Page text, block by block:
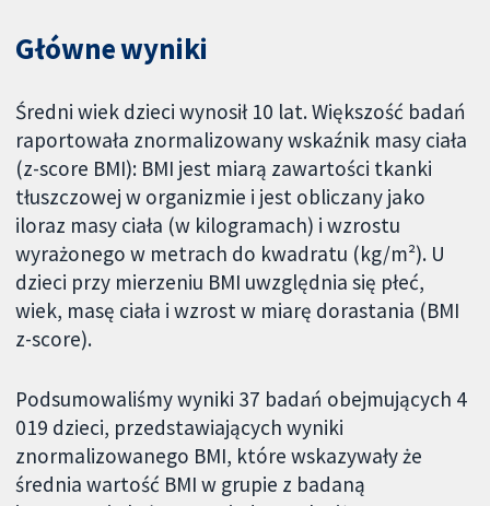
Główne wyniki
Średni wiek dzieci wynosił 10 lat. Większość badań
raportowała znormalizowany wskaźnik masy ciała
(z-score BMI): BMI jest miarą zawartości tkanki
tłuszczowej w organizmie i jest obliczany jako
iloraz masy ciała (w kilogramach) i wzrostu
wyrażonego w metrach do kwadratu (kg/m²). U
dzieci przy mierzeniu BMI uwzględnia się płeć,
wiek, masę ciała i wzrost w miarę dorastania (BMI
z-score).
Podsumowaliśmy wyniki 37 badań obejmujących 4
019 dzieci, przedstawiających wyniki
znormalizowanego BMI, które wskazywały że
średnia wartość BMI w grupie z badaną